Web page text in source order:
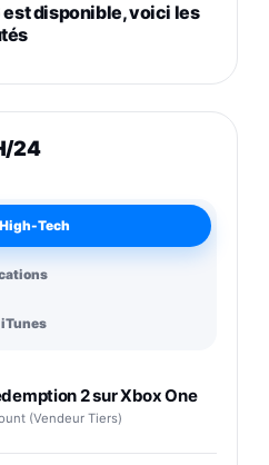
est disponible, voici les
24
Tech
2 sur Xbox One
(Vendeur Tiers)